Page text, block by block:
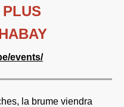
events/
la brume viendra